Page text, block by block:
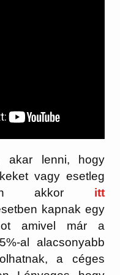
akar lenni, hogy
vagy esetleg
akkor itt
kapnak egy
amivel már a
al alacsonyabb
a céges